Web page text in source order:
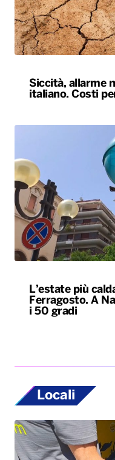
Siccità, allarme
italiano. Costi
L’estate più
Ferragosto. A
i 50 gradi
Locali